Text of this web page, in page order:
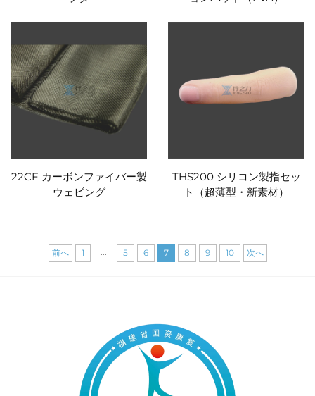
22CF カーボンファイバー製
ウェビング
THS200 シリコン製指セッ
ト（超薄型・新素材）
前へ 1 ... 5 6 7 8 9 10 次へ